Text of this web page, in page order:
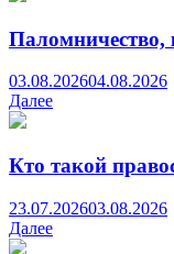
Паломничество,
03.08.202604.08.2026
Далее
Кто такой
23.07.202603.08.2026
Далее